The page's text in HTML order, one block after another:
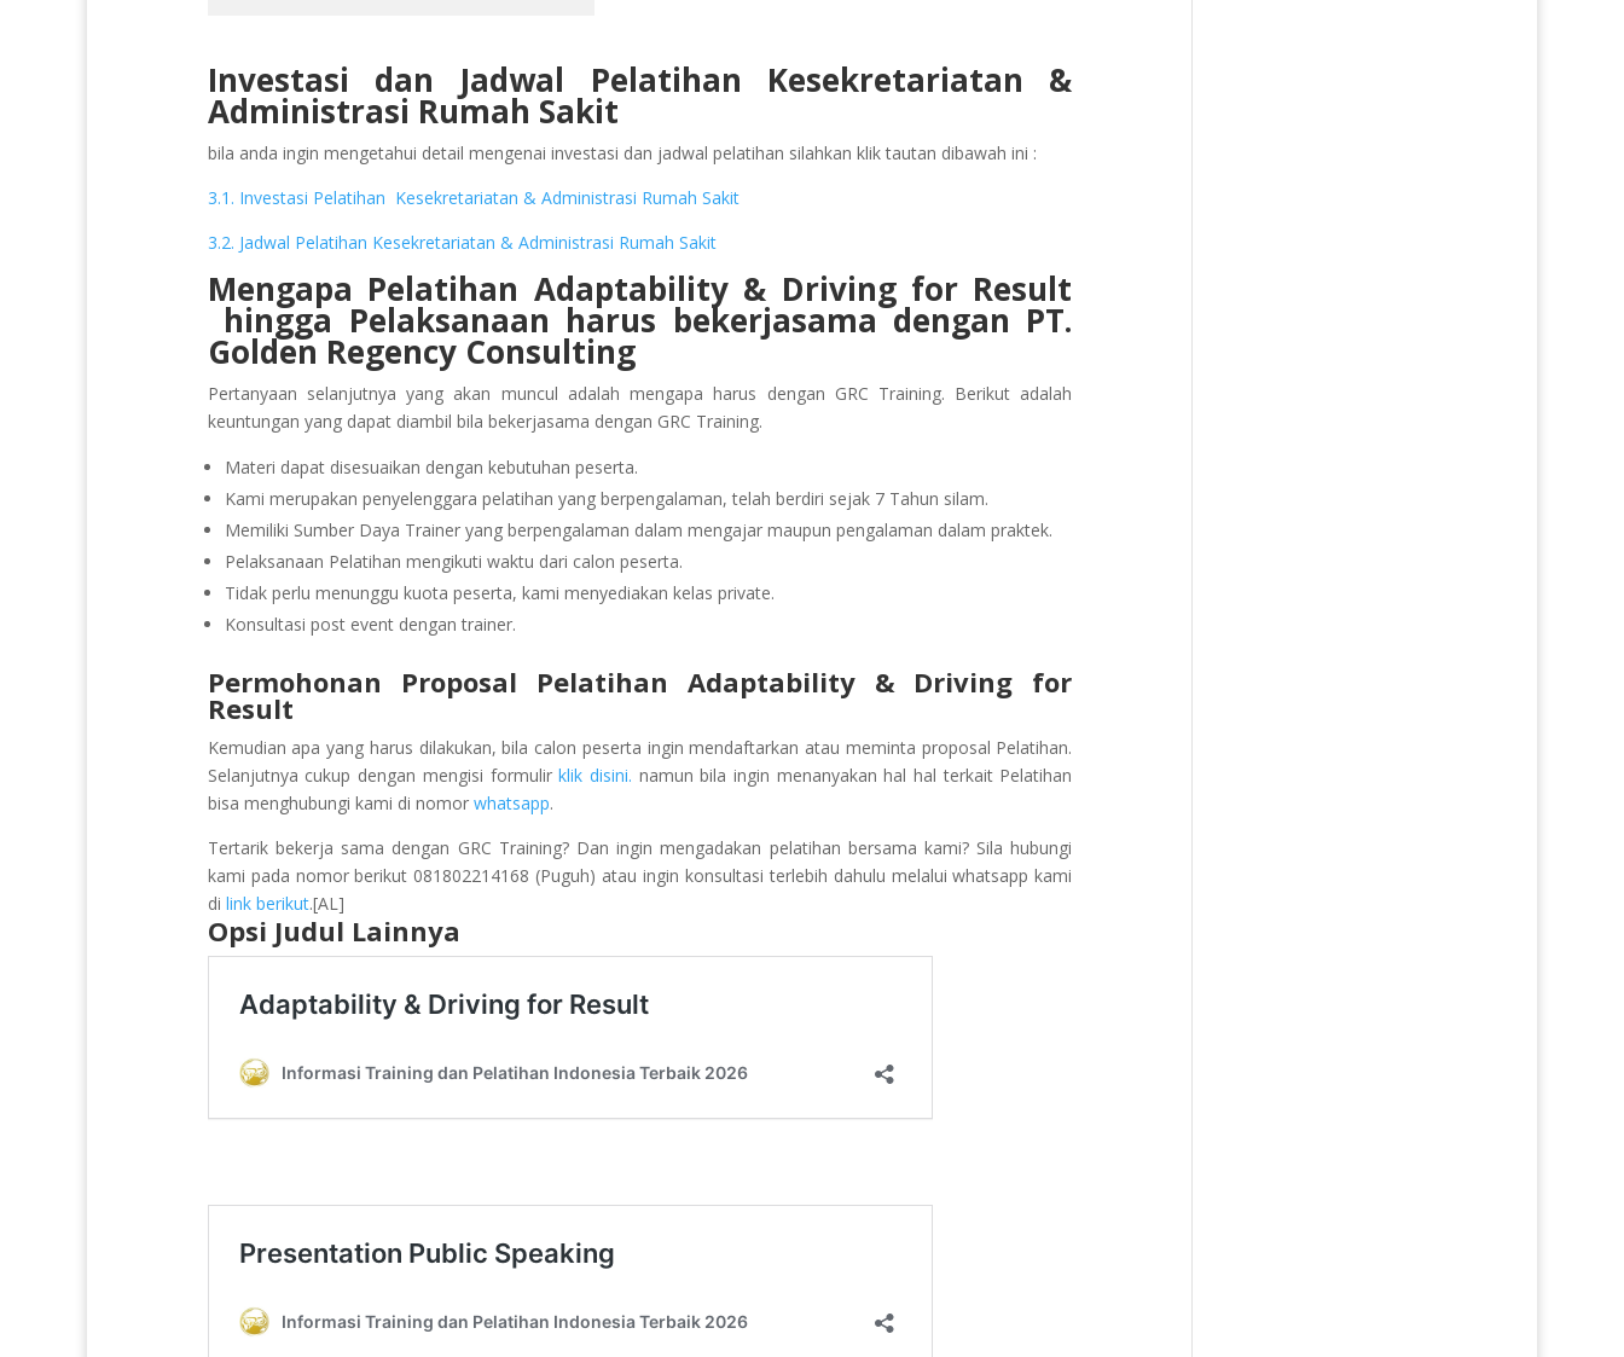
Investasi dan Jadwal Pelatihan Kesekretariatan &
Administrasi Rumah Sakit
bila anda ingin mengetahui detail mengenai investasi dan jadwal pelatihan silahkan klik tautan dibawah ini :
3.1. Investasi Pelatihan Kesekretariatan & Administrasi Rumah Sakit
3.2. Jadwal Pelatihan Kesekretariatan & Administrasi Rumah Sakit
Mengapa Pelatihan Adaptability & Driving for Result
hingga Pelaksanaan harus bekerjasama dengan PT.
Golden Regency Consulting
Pertanyaan selanjutnya yang akan muncul adalah mengapa harus dengan GRC Training. Berikut adalah
keuntungan yang dapat diambil bila bekerjasama dengan GRC Training.
Materi dapat disesuaikan dengan kebutuhan peserta.
Kami merupakan penyelenggara pelatihan yang berpengalaman, telah berdiri sejak 7 Tahun silam.
Memiliki Sumber Daya Trainer yang berpengalaman dalam mengajar maupun pengalaman dalam praktek.
Pelaksanaan Pelatihan mengikuti waktu dari calon peserta.
Tidak perlu menunggu kuota peserta, kami menyediakan kelas private.
Konsultasi post event dengan trainer.
Permohonan Proposal Pelatihan Adaptability & Driving for
Result
Kemudian apa yang harus dilakukan, bila calon peserta ingin mendaftarkan atau meminta proposal Pelatihan.
Selanjutnya cukup dengan mengisi formulirklik disini. namun bila ingin menanyakan hal hal terkait Pelatihan
bisa menghubungi kami di nomor whatsapp.
Tertarik bekerja sama dengan GRC Training? Dan ingin mengadakan pelatihan bersama kami? Sila hubungi
kami pada nomor berikut 081802214168 (Puguh) atau ingin konsultasi terlebih dahulu melalui whatsapp kami
di link berikut.[AL]
Opsi Judul Lainnya